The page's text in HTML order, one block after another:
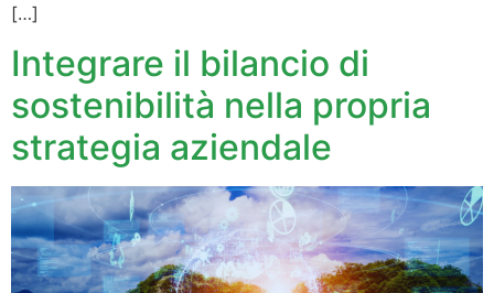
[…]
Integrare il bilancio di
sostenibilità nella propria
strategia aziendale